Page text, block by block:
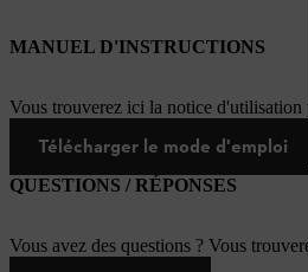
MANUEL D'INSTRUCTIONS
Vous trouverez ici la notice d'utilisation
Télécharger le mode d'emploi
QUESTIONS / RÉPONSES
Vous avez des questions ? Vous